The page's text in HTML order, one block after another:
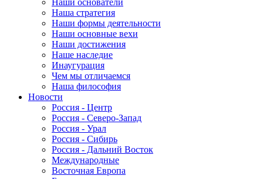
Наши основатели
Наша стратегия
Наши формы деятельности
Наши основные вехи
Наши достижения
Наше наследие
Инаугурация
Чем мы отличаемся
Наша философия
Новости
Россия - Центр
Россия - Северо-Запад
Россия - Урал
Россия - Сибирь
Россия - Дальний Восток
Международные
Восточная Европа